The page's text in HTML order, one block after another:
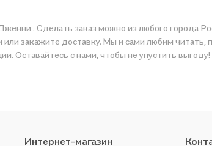
. Сделать заказ можно из любого города
закажите доставку. Мы и сами любим читать,
акции. Оставайтесь с нами, чтобы не упустить выгоду!
Интернет-магазин